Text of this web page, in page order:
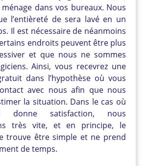
dans vos bureaux. Nous
l’entièreté de sera lavé en un
Il est nécessaire de néanmoins
endroits peuvent être plus
et que nous ne sommes
Ainsi, vous recevrez une
dans l’hypothèse où vous
avec nous afin que nous
la situation. Dans le cas où
donne satisfaction, nous
très vite, et en principe, le
trouve être simple et ne prend
de temps.